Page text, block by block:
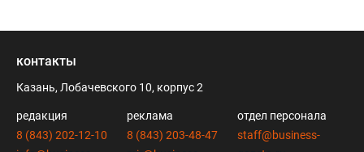
контакты
Казань, Лобачевского 10, корпус 2
редакция
8 (843) 202-12-10
реклама
8 (843) 203-48-47
отдел персонала
staff@business-